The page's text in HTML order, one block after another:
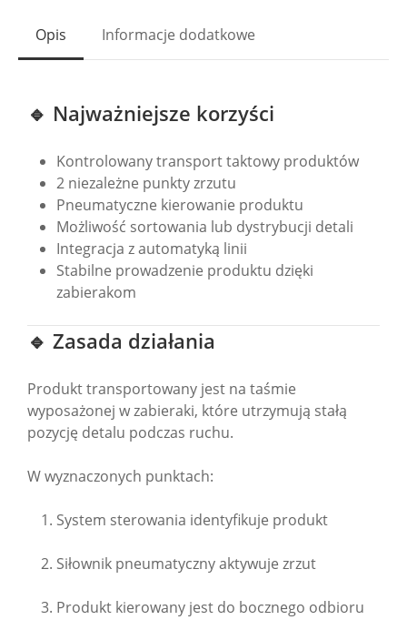
Opis Informacje dodatkowe
🔹 Najważniejsze korzyści
Kontrolowany transport taktowy produktów
2 niezależne punkty zrzutu
Pneumatyczne kierowanie produktu
Możliwość sortowania lub dystrybucji detali
Integracja z automatyką linii
Stabilne prowadzenie produktu dzięki
zabierakom
🔹 Zasada działania
Produkt transportowany jest na taśmie
wyposażonej w zabieraki, które utrzymują stałą
pozycję detalu podczas ruchu.
W wyznaczonych punktach:
System sterowania identyfikuje produkt
Siłownik pneumatyczny aktywuje zrzut
Produkt kierowany jest do bocznego odbioru